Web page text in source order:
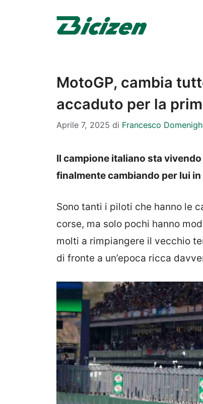
MotoGP, cambia
accaduto per la
Aprile 7, 2025 di Francesco
Il campione italiano sta
finalmente cambiando per lui
Sono tanti i piloti che hanno le
corse, ma solo pochi hanno
molti a rimpiangere il vecchio
di fronte a un’epoca ricca